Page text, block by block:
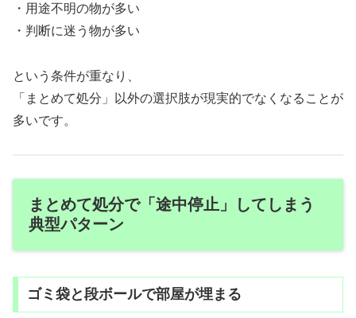
・用途不明の物が多い
・判断に迷う物が多い
という条件が重なり、
「まとめて処分」以外の選択肢が現実的でなくなることが
多いです。
まとめて処分で「途中停止」してしまう
典型パターン
ゴミ袋と段ボールで部屋が埋まる